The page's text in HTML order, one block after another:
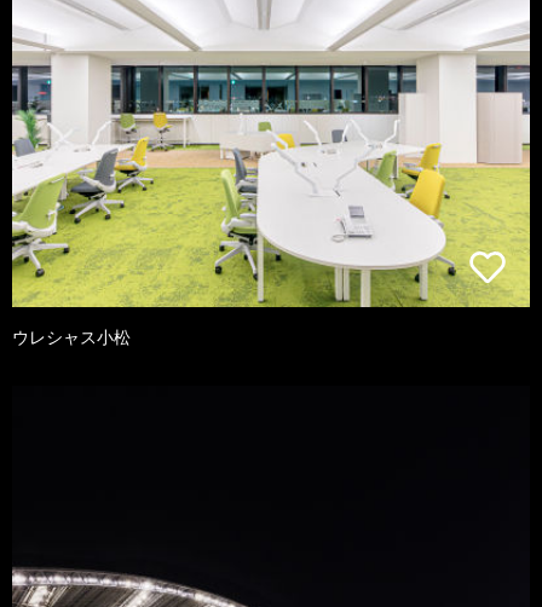
ウレシャス小松